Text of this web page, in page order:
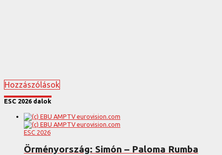
Hozzászólások
ESC 2026 dalok
ESC 2026
Örményország: Simón – Paloma Rumba